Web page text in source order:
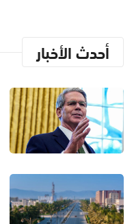
أحدث الأخبار